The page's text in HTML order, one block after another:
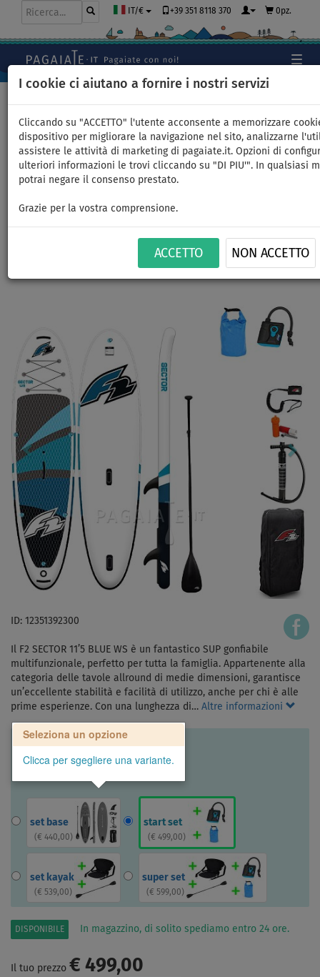
I cookie ci aiutano a fornire i nostri servizi
Cliccando su "ACCETTO" l'utente acconsente a memorizzare
dispositivo per migliorare la navigazione nel sito, analizzarne
assistere le attività di marketing di pagaiate.it. Opzioni di
ulteriori informazioni le trovi cliccando su "DI PIU'". In qualsiasi
potrai negare il consenso prestato.
Grazie per la vostra comprensione.
ACCETTO NON ACCETTO
IT/€ +39 351 8118 370 0pz.
SUP F2 SECTOR 11'5 BLUE WS -
SUP gonfiabile e WindSUP -
opzione: start set
VERSIONE
CONSEGNA
ID: 12351392300
Il F2 SECTOR 11’5 BLUE WS è un fantastico SUP gonfiabile
multifunzionale, perfetto per tutta la famiglia. Appartenente alla
categoria delle tavole allround di medie dimensioni, garantisce
un’eccellente stabilità e facilità di utilizzo, anche per chi è alle
prime esperienze. Con una lunghezza di… Altre informazioni
Seleziona un opzione
Clicca per sgegliere una variante.
set base
( € 440,00)
start set
(€ 499,00)
set kayak
( € 539,00)
super set
( € 599,00)
DISPONIBILE In magazzino, di solito spediamo entro 24 ore.
Il tuo prezzo € 499,00